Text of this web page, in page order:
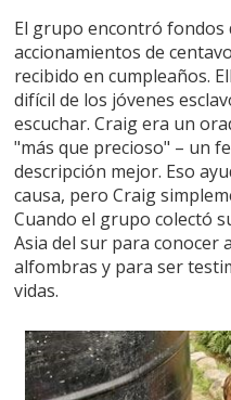
El grupo encontró fondos
accionamientos de
recibido en cumpleaños.
difícil de los jóvenes
escuchar. Craig era un
"más que precioso" – un
descripción mejor. Eso
causa, pero Craig
Cuando el grupo colectó
Asia del sur para conocer
alfombras y para ser
vidas.